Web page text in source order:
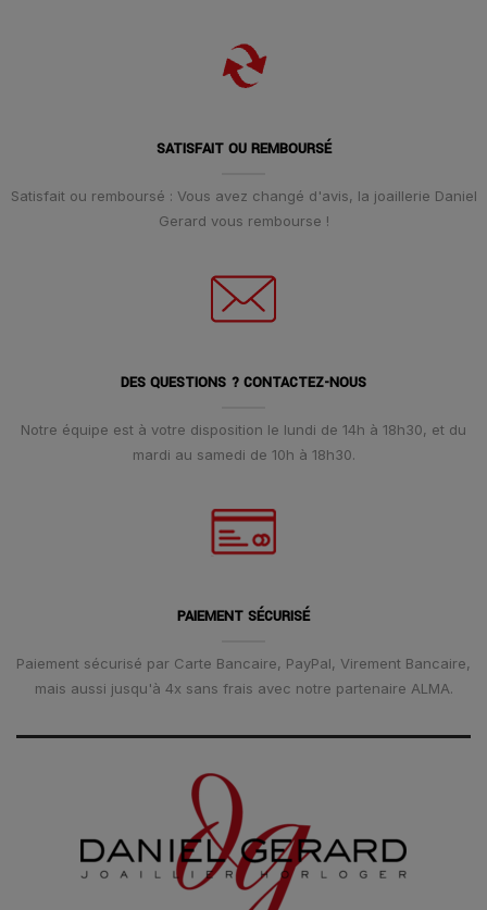
SATISFAIT OU REMBOURSÉ
Satisfait ou remboursé : Vous avez changé d'avis, la joaillerie Daniel
Gerard vous rembourse !
DES QUESTIONS ? CONTACTEZ-NOUS
Notre équipe est à votre disposition le lundi de 14h à 18h30, et du
mardi au samedi de 10h à 18h30.
PAIEMENT SÉCURISÉ
Paiement sécurisé par Carte Bancaire, PayPal, Virement Bancaire,
mais aussi jusqu'à 4x sans frais avec notre partenaire ALMA.